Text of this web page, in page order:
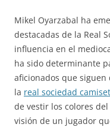
Mikel Oyarzabal ha
destacadas de la Real
influencia en el
ha sido determinante
aficionados que
la real sociedad
de vestir los colores
visión de un jugador